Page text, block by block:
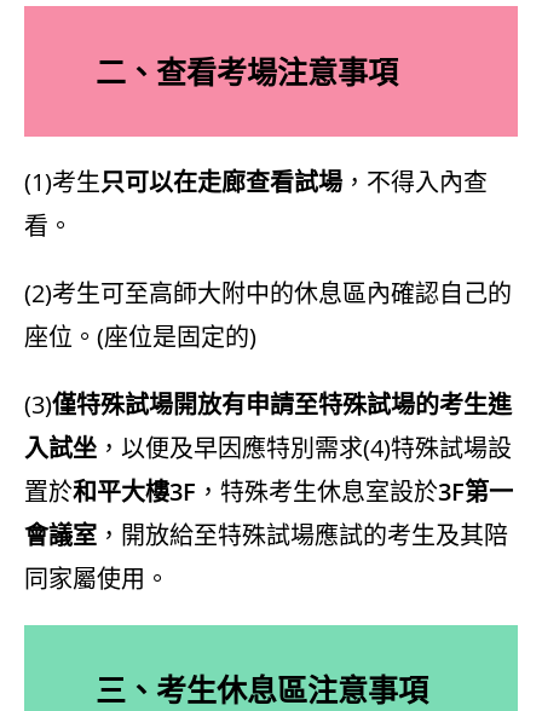
二、查看考場注意事項
(1)考生只可以在走廊查看試場 ，不得入內查
看。
(2)考生可至高師大附中的休息區內確認自己的
座位。(座位是固定的)
(3)僅特殊試場開放有申請至特殊試場的考生進
入試坐 ，以便及早因應特別需求(4)特殊試場設
置於和平大樓3F ，特殊考生休息室設於3F第一
會議室 ，開放給至特殊試場應試的考生及其陪
同家屬使用。
三、考生休息區注意事項